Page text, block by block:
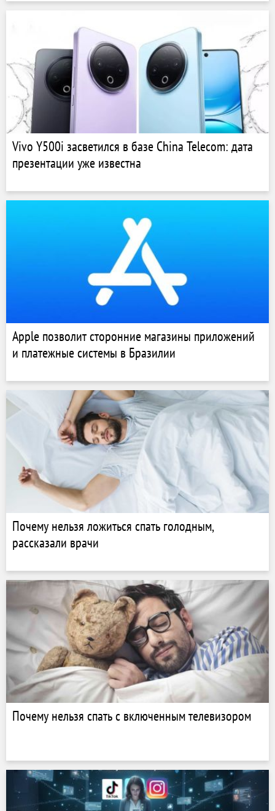
Vivo Y500i засветился в базе China Telecom: дата
презентации уже известна
Apple позволит сторонние магазины приложений
и платежные системы в Бразилии
Почему нельзя ложиться спать голодным,
рассказали врачи
Почему нельзя спать с включенным телевизором